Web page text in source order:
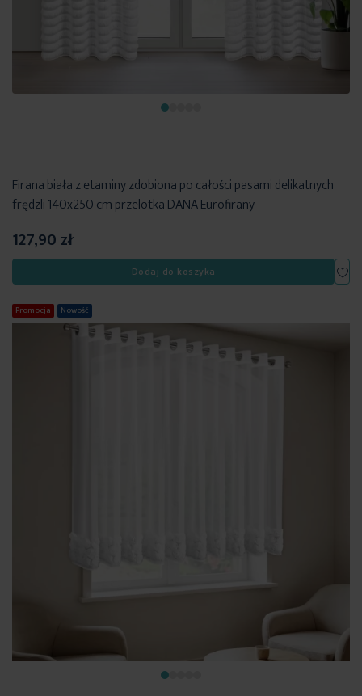
Firana biała z etaminy zdobiona po całości pasami delikatnych
frędzli 140x250 cm przelotka DANA Eurofirany
127,90 zł
Dodaj do koszyka
Promocja Nowość